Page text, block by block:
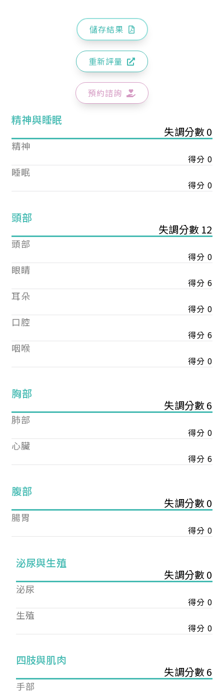
儲存結果
重新評量
預約諮詢
精神與睡眠
失調分數 0
精神
得分 0
睡眠
得分 0
頭部
失調分數 12
頭部
得分 0
眼睛
得分 6
耳朵
得分 0
口腔
得分 6
咽喉
得分 0
胸部
失調分數 6
肺部
得分 0
心臟
得分 6
腹部
失調分數 0
腸胃
得分 0
泌尿與生殖
失調分數 0
泌尿
得分 0
生殖
得分 0
四肢與肌肉
失調分數 6
手部
您已成功送出會員申請
您好，您的會員申請，已成功送出，經本協會理事